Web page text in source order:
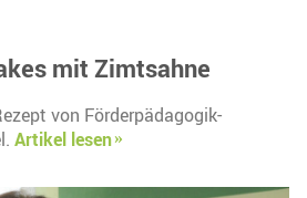
mit Zimtsahne
von Förderpädagogik-
Artikel lesen